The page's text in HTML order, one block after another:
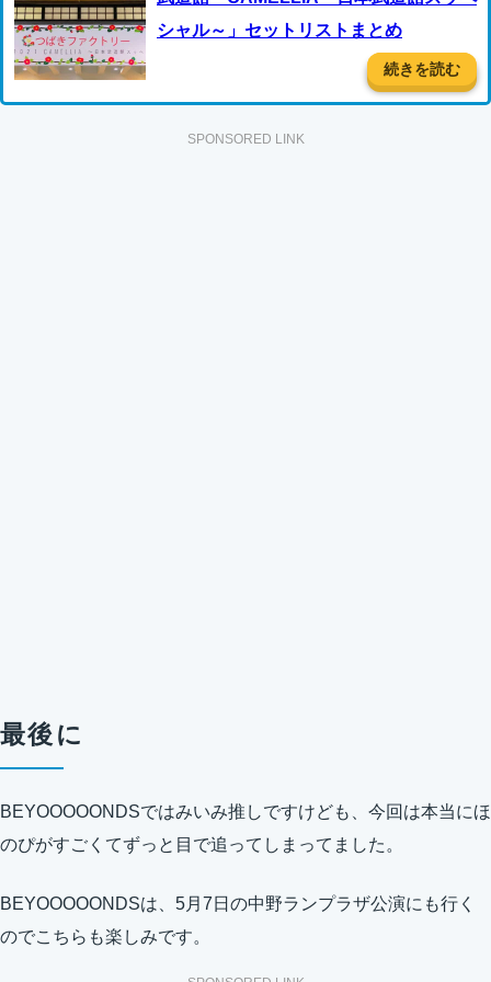
シャル～」セットリストまとめ
続きを読む
SPONSORED LINK
最後に
BEYOOOOONDSではみいみ推しですけども、今回は本当にほ
のぴがすごくてずっと目で追ってしまってました。
BEYOOOOONDSは、5月7日の中野ランプラザ公演にも行く
のでこちらも楽しみです。